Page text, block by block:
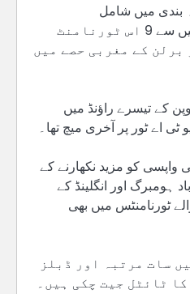
بندی میں شامل
سرفہرست 10 کھلاڑیوں میں سے 9 اس ٹورنامنٹ
برلن کے مغربی حصے میں
ایس اوپن کے تیسرے راؤنڈ میں
اے ٹور پر آخری میچ تھا۔
واپسی کو مزید نکھارنے کے
ہومبرگ اور انگلینڈ کے
ٹورنامنٹس میں بھی
سات مرتبہ اور ڈبلز
ٹائٹل جیت چکی ہیں۔